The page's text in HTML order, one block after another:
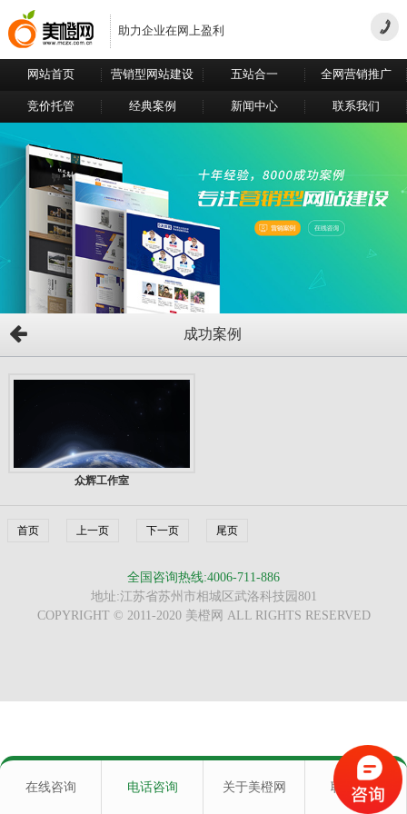
助力企业在网上盈利
网站首页 营销型网站建设 五站合一 全网营销推广
竞价托管 经典案例 新闻中心 联系我们
成功案例
众辉工作室
首页 上一页 下一页 尾页
全国咨询热线:4006-711-886
地址:江苏省苏州市相城区武洛科技园801
COPYRIGHT © 2011-2020 美橙网 ALL RIGHTS RESERVED
在线咨询 电话咨询 关于美橙网 联系我们